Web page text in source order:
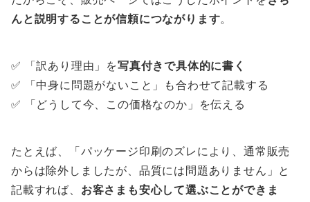
んと説明することが信頼につながります。
✅ 「訳あり理由」を写真付きで具体的に書く
✅ 「中身に問題がないこと」も合わせて記載する
✅ 「どうして今、この価格なのか」を伝える
たとえば、「パッケージ印刷のズレにより、通常販売
からは除外しましたが、品質には問題ありません」と
記載すれば、 お客さまも安心して選ぶことができま